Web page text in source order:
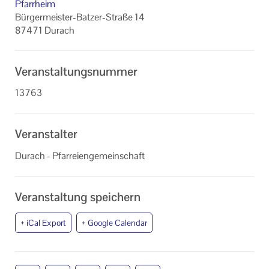
Pfarrheim
Bürgermeister-Batzer-Straße 14
87471 Durach
Veranstaltungsnummer
13763
Veranstalter
Durach - Pfarreiengemeinschaft
Veranstaltung speichern
+ iCal Export + Google Calendar